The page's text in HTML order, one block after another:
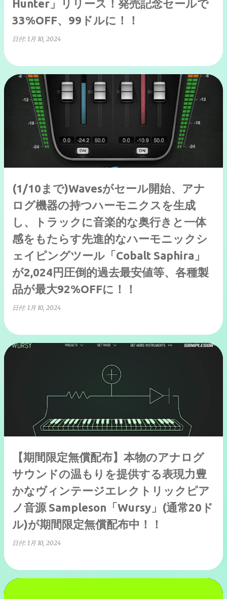
Hunter」リリース！発売記念セールで
33%OFF、99ドルに！！
日付: 1月 10, 2024
(1/10まで)Wavesがセール開始、アナ
ログ機器の持つハーモニクスを生成
し、トラックに音楽的な奥行きと一体
感をもたらす先進的なハーモニックシ
ェイピングツール「Cobalt Saphira」
が2,024円圧倒的過去最安値等、各種製
品が最大92%OFFに！！
日付: 1月 10, 2024
【期間限定無償配布】本物のアナログ
サウンドの温もりを提供する表現力豊
かなヴィンテージエレクトリックピア
ノ音源 Sampleson「Wursy」(通常20ド
ル)が期間限定無償配布中！！
日付: 1月 10, 2024